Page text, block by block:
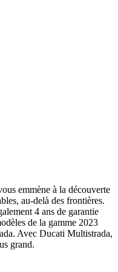
emmène à la découverte
au-delà des frontières.
4 ans de garantie
de la gamme 2023
Avec Ducati Multistrada,
grand.